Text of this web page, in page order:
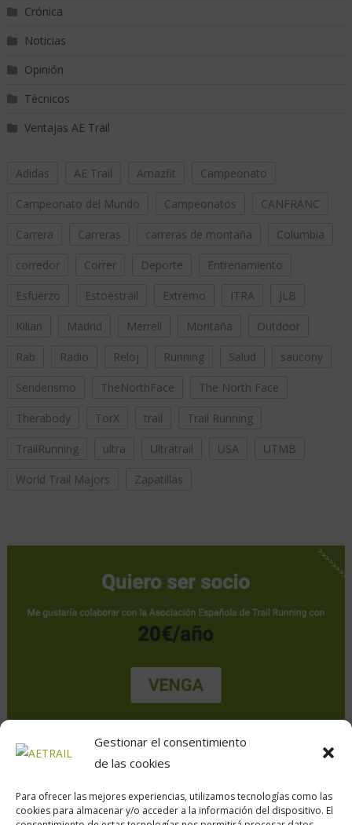
Gestionar el consentimiento
de las cookies
Para ofrecer las mejores experiencias, utilizamos tecnologías como las
cookies para almacenar y/o acceder a la información del dispositivo. El
Crónica
Noticias
Opinión
Técnicos
Ventajas AE Trail
Adidas AE Trail Amazfit Campeonato
Campeonato del Mundo Campeonatos CANFRANC
Carrera Carreras carreras de montaña Columbia
corredor Correr Deporte Entrenamiento
Esfuerzo Estoestrail Extremo ITRA JLB
Kilian Madrid Merrell Montaña Outdoor
Rab Radio Reloj Running Salud saucony
Senderismo TheNorthFace The North Face
Therabody TorX trail Trail Running
TrailRunning ultra Ultratrail USA UTMB
World Trail Majors Zapatillas